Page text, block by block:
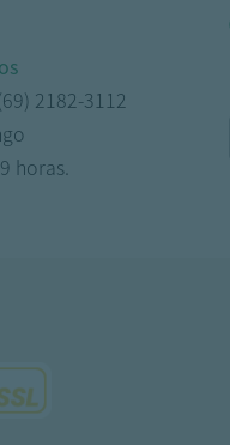
2182-3112
horas.